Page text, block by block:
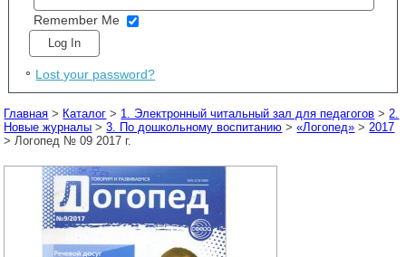
Remember Me
Lost your password?
Главная > Каталог > 1. Электронный читальный зал для педагогов > 2.
Новые журналы >3. По дошкольному воспитанию >«Логопед» > 2017
> Логопед № 09 2017 г.